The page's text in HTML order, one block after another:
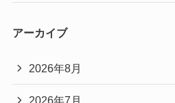
アーカイブ
2026年8月
2026年7月